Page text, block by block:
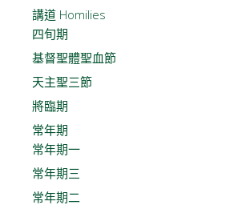
講道 Homilies
四旬期
基督聖體聖血節
天主聖三節
將臨期
常年期
常年期一
常年期三
常年期二